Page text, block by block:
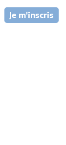
Je m'inscris